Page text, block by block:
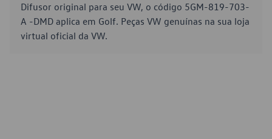
Difusor original para seu VW, o código 5GM-819-703-
A -DMD aplica em Golf. Peças VW genuínas na sua loja
virtual oficial da VW.